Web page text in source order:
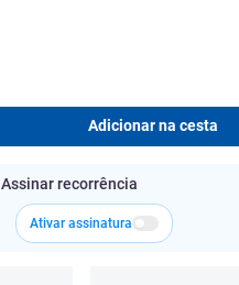
Adicionar na cesta
Assinar recorrência
Ativar assinatura